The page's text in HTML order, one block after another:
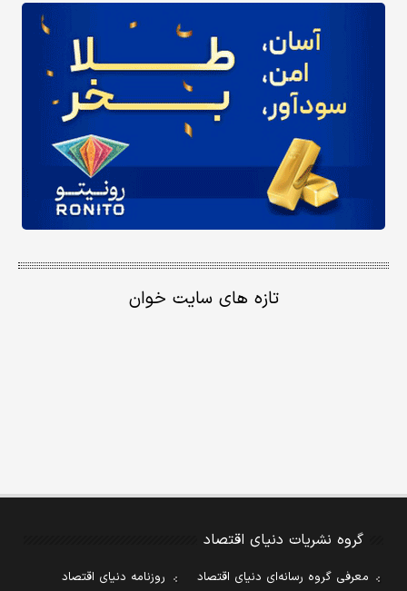
تازه های سایت خوان
گروه نشریات دنیای اقتصاد
معرفی گروه رسانه‌ای دنیای اقتصاد
روزنامه دنیای اقتصاد